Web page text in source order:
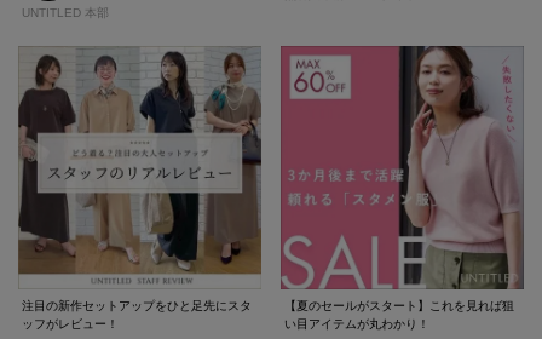
UNTITLED 本部
注目の新作セットアップをひと足先にスタ
ッフがレビュー！
【夏のセールがスタート】これを見れば狙
い目アイテムが丸わかり！